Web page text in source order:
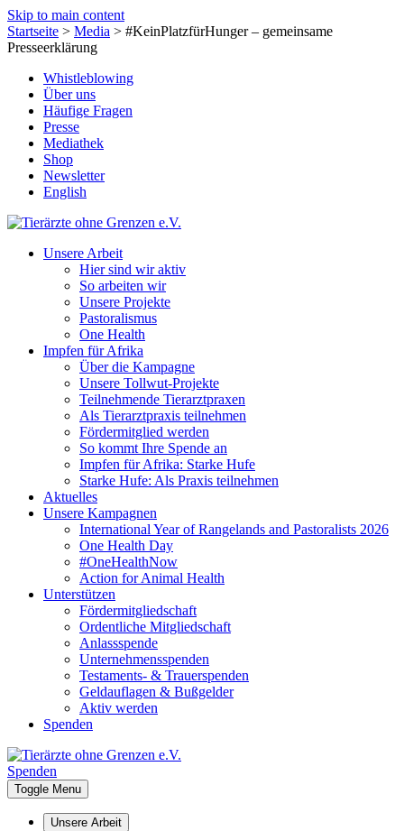
Skip to main content
Startseite > Media > #KeinPlatzfürHunger – gemeinsame
Presseerklärung
Whistleblowing
Über uns
Häufige Fragen
Presse
Mediathek
Shop
Newsletter
English
Unsere Arbeit
Hier sind wir aktiv
So arbeiten wir
Unsere Projekte
Pastoralismus
One Health
Impfen für Afrika
Über die Kampagne
Unsere Tollwut-Projekte
Teilnehmende Tierarztpraxen
Als Tierarztpraxis teilnehmen
Fördermitglied werden
So kommt Ihre Spende an
Impfen für Afrika: Starke Hufe
Starke Hufe: Als Praxis teilnehmen
Aktuelles
Unsere Kampagnen
International Year of Rangelands and Pastoralists 2026
One Health Day
#OneHealthNow
Action for Animal Health
Unterstützen
Fördermitgliedschaft
Ordentliche Mitgliedschaft
Anlassspende
Unternehmensspenden
Testaments- & Trauerspenden
Geldauflagen & Bußgelder
Aktiv werden
Spenden
Spenden
Toggle Menu
Unsere Arbeit